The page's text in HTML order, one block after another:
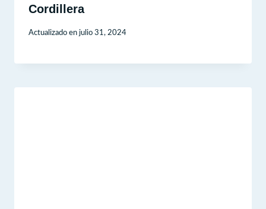
Cordillera
Actualizado en julio 31, 2024